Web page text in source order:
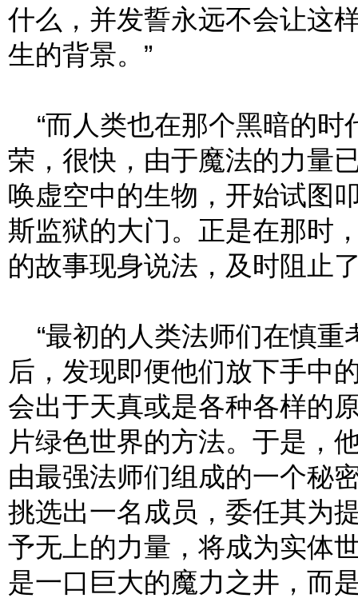
什么，并发誓永远不会让这
生的背景。”
“而人类也在那个黑暗的时
荣，很快，由于魔法的力量
唤虚空中的生物，开始试
斯监狱的大门。正是在那时
的故事现身说法，及时阻止
“最初的人类法师们在慎重
后，发现即便他们放下手中
会出于天真或是各种各样的
片绿色世界的方法。于是，
由最强法师们组成的一个秘
挑选出一名成员，委任其为
予无上的力量，将成为实体
是一口巨大的魔力之井，而